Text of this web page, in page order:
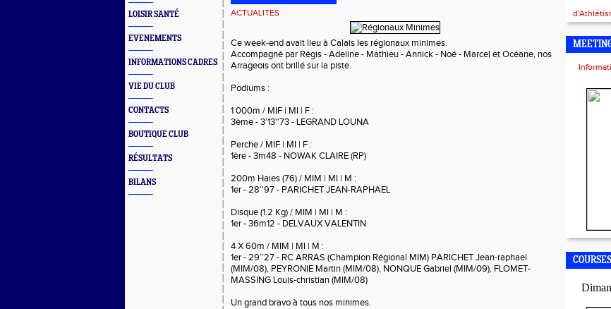
LOISIR SANTÉ
EVENEMENTS
INFORMATIONS CADRES
VIE DU CLUB
CONTACTS
BOUTIQUE CLUB
RÉSULTATS
BILANS
ACTUALITES
Ce week-end avait lieu à Calais les régionaux minimes.
Accompagné par Régis - Adeline - Mathieu - Annick - Noé - Marcel et Océane, nos
Arrageois ont brillé sur la piste.
Podiums :
1 000m / MIF | MI | F :
3ème - 3’13''73 - LEGRAND LOUNA
Perche / MIF | MI | F :
1ère - 3m48 - NOWAK CLAIRE (RP)
200m Haies (76) / MIM | MI | M :
1er - 28''97 - PARICHET JEAN-RAPHAEL
Disque (1.2 Kg) / MIM | MI | M :
1er - 36m12 - DELVAUX VALENTIN
4 X 60m / MIM | MI | M :
1er - 29’’27 - RC ARRAS (Champion Régional MIM) PARICHET Jean-raphael
(MIM/08), PEYRONIE Martin (MIM/08), NONQUE Gabriel (MIM/09), FLOMET-
MASSING Louis-christian (MIM/08)
Un grand bravo à tous nos minimes.